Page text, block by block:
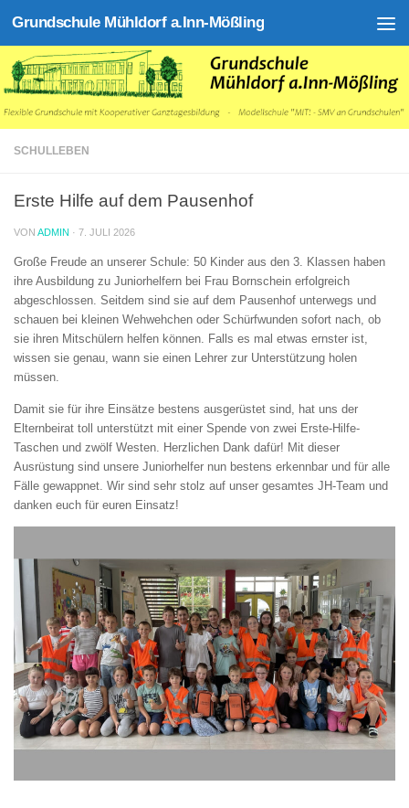
Zum Inhalt springen
Grundschule Mühldorf a.Inn-Mößling
SCHULLEBEN
Erste Hilfe auf dem Pausenhof
VON ADMIN · 7. JULI 2026
Große Freude an unserer Schule: 50 Kinder aus den 3. Klassen haben
ihre Ausbildung zu Juniorhelfern bei Frau Bornschein erfolgreich
abgeschlossen. Seitdem sind sie auf dem Pausenhof unterwegs und
schauen bei kleinen Wehwehchen oder Schürfwunden sofort nach, ob
sie ihren Mitschülern helfen können. Falls es mal etwas ernster ist,
wissen sie genau, wann sie einen Lehrer zur Unterstützung holen
müssen.
Damit sie für ihre Einsätze bestens ausgerüstet sind, hat uns der
Elternbeirat toll unterstützt mit einer Spende von zwei Erste-Hilfe-
Taschen und zwölf Westen. Herzlichen Dank dafür! Mit dieser
Ausrüstung sind unsere Juniorhelfer nun bestens erkennbar und für alle
Fälle gewappnet. Wir sind sehr stolz auf unser gesamtes JH-Team und
danken euch für euren Einsatz!